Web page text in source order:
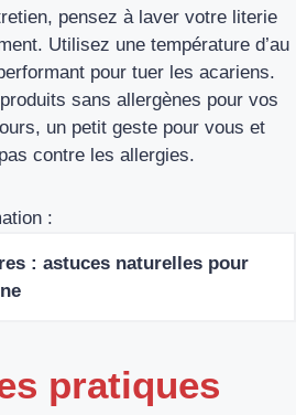
pensez à laver votre literie
Utilisez une température d’au
pour tuer les acariens.
sans allergènes pour vos
un petit geste pour vous et
contre les allergies.
:
: astuces naturelles pour
pratiques